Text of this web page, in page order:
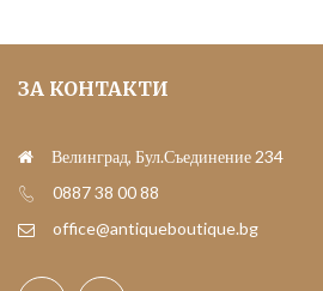
ЗА КОНТАКТИ
Велинград, Бул.Съединение 234
0887 38 00 88
office@antiqueboutique.bg